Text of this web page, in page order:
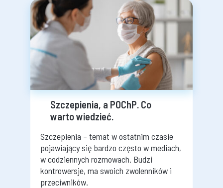
Szczepienia, a POChP. Co
warto wiedzieć.
Szczepienia – temat w ostatnim czasie
pojawiający się bardzo często w mediach,
w codziennych rozmowach. Budzi
kontrowersje, ma swoich zwolenników i
przeciwników.